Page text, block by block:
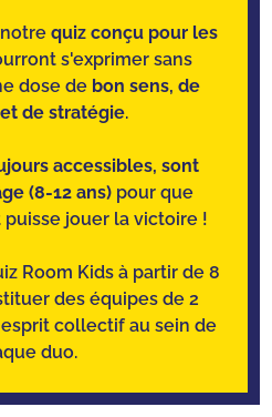
quiz conçu pour les
s'exprimer sans
dose de bon sens, de
de stratégie.
accessibles, sont
(8-12 ans) pour que
jouer la victoire !
Room Kids à partir de 8
des équipes de 2
collectif au sein de
duo.